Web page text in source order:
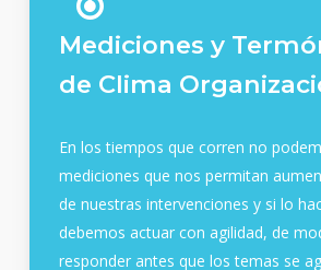
Mediciones y
de Clima
En los tiempos que corren no
mediciones que nos permitan
de nuestras intervenciones y si lo
debemos actuar con agilidad, de
responder antes que los temas se